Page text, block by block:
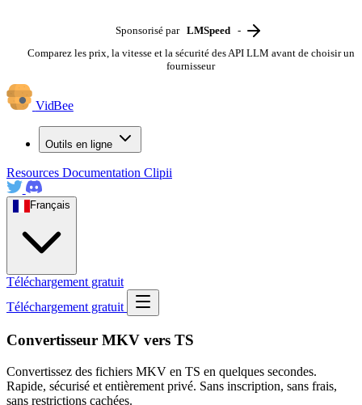
Sponsorisé par LMSpeed
-
Comparez les prix, la vitesse et la sécurité des API LLM avant de choisir un
fournisseur
VidBee
Outils en ligne
Resources Documentation Clipii
Français
Téléchargement gratuit
Téléchargement gratuit
Convertisseur MKV vers TS
Convertissez des fichiers MKV en TS en quelques secondes.
Rapide, sécurisé et entièrement privé. Sans inscription, sans frais,
sans restrictions cachées.